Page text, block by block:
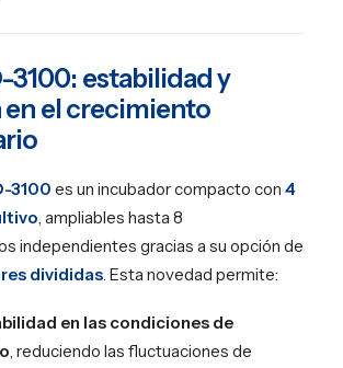
3100: estabilidad y
en el crecimiento
3100 es un incubador compacto con 4
, ampliables hasta 8
independientes gracias a su opción de
divididas. Esta novedad permite:
en las condiciones de
, reduciendo las fluctuaciones de